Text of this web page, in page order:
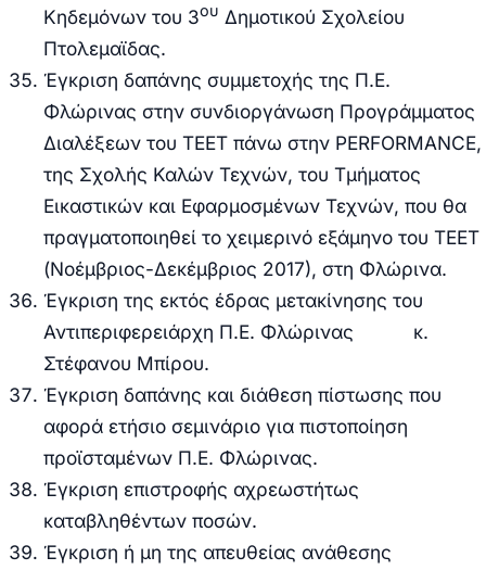
Κηδεμόνων του 3ου Δημοτικού Σχολείου
Πτολεμαϊδας.
Έγκριση δαπάνης συμμετοχής της Π.Ε.
Φλώρινας στην συνδιοργάνωση Προγράμματος
Διαλέξεων του ΤΕΕΤ πάνω στην PERFORMANCE,
της Σχολής Καλών Τεχνών, του Τμήματος
Εικαστικών και Εφαρμοσμένων Τεχνών, που θα
πραγματοποιηθεί το χειμερινό εξάμηνο του ΤΕΕΤ
(Νοέμβριος-Δεκέμβριος 2017), στη Φλώρινα.
Έγκριση της εκτός έδρας μετακίνησης του
Αντιπεριφερειάρχη Π.Ε. Φλώρινας κ.
Στέφανου Μπίρου.
Έγκριση δαπάνης και διάθεση πίστωσης που
αφορά ετήσιο σεμινάριο για πιστοποίηση
προϊσταμένων Π.Ε. Φλώρινας.
Έγκριση επιστροφής αχρεωστήτως
καταβληθέντων ποσών.
Έγκριση ή μη της απευθείας ανάθεσης